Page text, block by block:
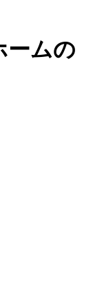
ームの